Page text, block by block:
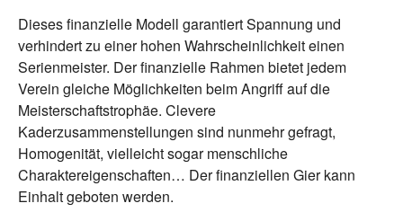
Dieses finanzielle Modell garantiert Spannung und
verhindert zu einer hohen Wahrscheinlichkeit einen
Serienmeister. Der finanzielle Rahmen bietet jedem
Verein gleiche Möglichkeiten beim Angriff auf die
Meisterschaftstrophäe. Clevere
Kaderzusammenstellungen sind nunmehr gefragt,
Homogenität, vielleicht sogar menschliche
Charaktereigenschaften… Der finanziellen Gier kann
Einhalt geboten werden.